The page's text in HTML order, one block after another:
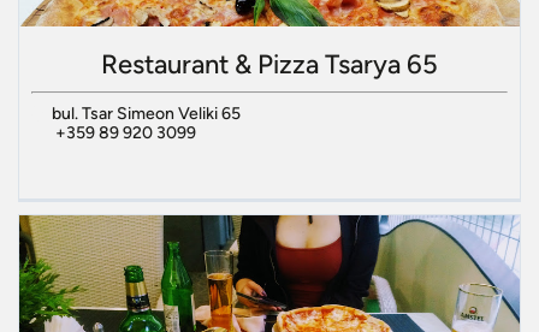
Restaurant & Pizza Tsarya 65
bul. Tsar Simeon Veliki 65
+359 89 920 3099